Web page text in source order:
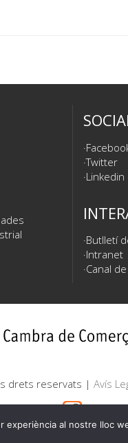
Twitter
Linkedin
Butlletí
Intranet
Canal
drets reservats | Avís
experiència al nostre lloc